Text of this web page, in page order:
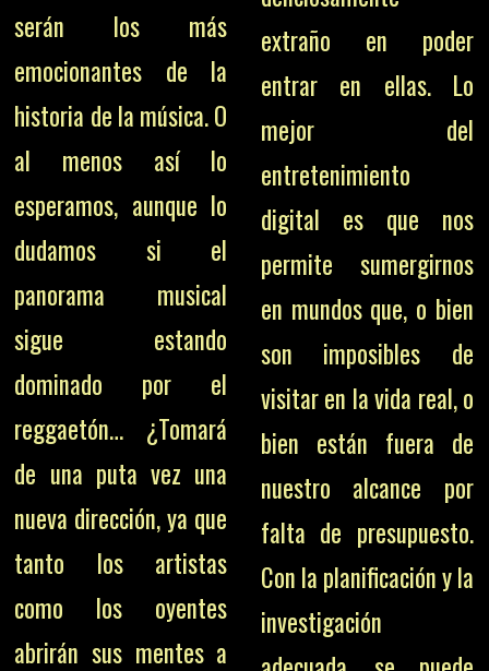
serán los más
emocionantes de la
historia de la música. O
al menos así lo
esperamos, aunque lo
dudamos si el
panorama musical
sigue estando
dominado por el
reggaetón… ¿Tomará
de una puta vez una
nueva dirección, ya que
tanto los artistas
como los oyentes
abrirán sus mentes a
extraño en poder
entrar en ellas. Lo
mejor del
entretenimiento
digital es que nos
permite sumergirnos
en mundos que, o bien
son imposibles de
visitar en la vida real, o
bien están fuera de
nuestro alcance por
falta de presupuesto.
Con la planificación y la
investigación